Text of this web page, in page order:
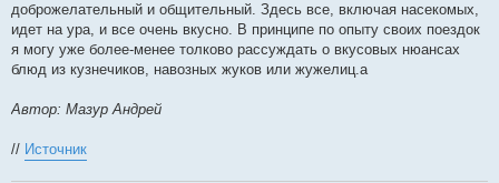
доброжелательный и общительный. Здесь все, включая насекомых,
идет на ура, и все очень вкусно. В принципе по опыту своих поездок
я могу уже более-менее толково рассуждать о вкусовых нюансах
блюд из кузнечиков, навозных жуков или жужелиц.a
Автор: Мазур Андрей
// Источник